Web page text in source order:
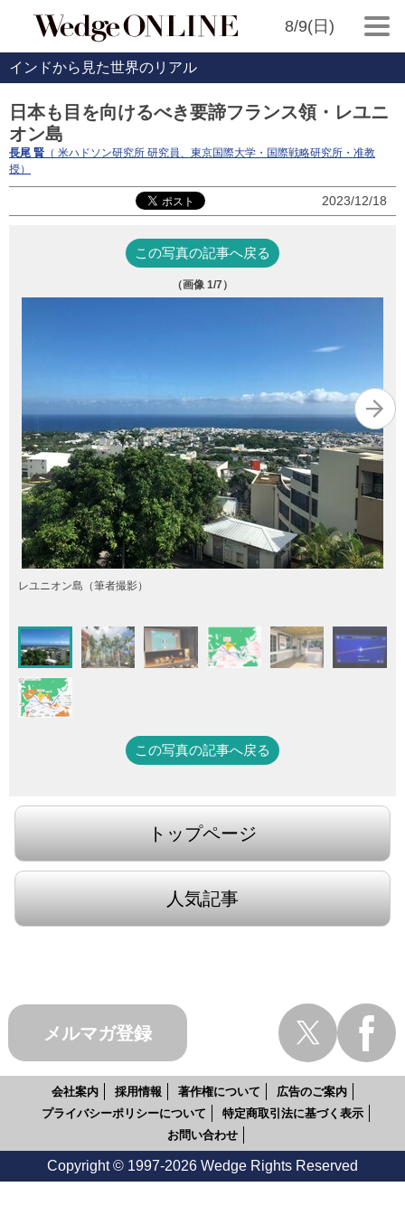
8/9(日)
インドから見た世界のリアル
日本も目を向けるべき要諦フランス領・レユニ
オン島
長尾 賢 （ 米ハドソン研究所 研究員、東京国際大学・国際戦略研究所・准教
授）
2023/12/18
この写真の記事へ戻る
（画像 1/7）
レユニオン島（筆者撮影）
この写真の記事へ戻る
トップページ
人気記事
メルマガ登録
会社案内 採用情報 著作権について
広告のご案内
プライバシーポリシーについて
特定商取引法に基づく表示
お問い合わせ
Copyright © 1997-2026 Wedge Rights Reserved